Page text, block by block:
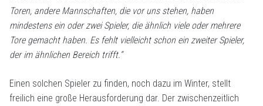
Toren, andere Mannschaften, die vor uns stehen, haben
mindestens ein oder zwei Spieler, die ähnlich viele oder mehrere
Tore gemacht haben. Es fehlt vielleicht schon ein zweiter Spieler,
der im ähnlichen Bereich trifft.“
Einen solchen Spieler zu finden, noch dazu im Winter, stellt
freilich eine große Herausforderung dar. Der zwischenzeitlich